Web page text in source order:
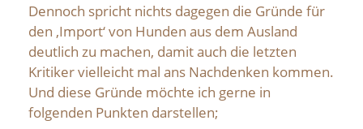
Dennoch spricht nichts dagegen die Gründe für
den ‚Import‘ von Hunden aus dem Ausland
deutlich zu machen, damit auch die letzten
Kritiker vielleicht mal ans Nachdenken kommen.
Und diese Gründe möchte ich gerne in
folgenden Punkten darstellen;